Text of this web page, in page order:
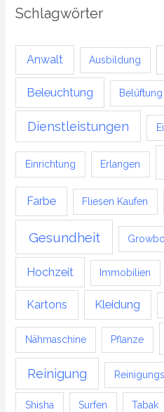
Schlagwörter
Anwalt Ausbildung
Beleuchtung Belüftung
Dienstleistungen
Einrichtung Erlangen
Farbe Fliesen Kaufen
Gesundheit
Hochzeit Immobilien
Kartons Kleidung
Nähmaschine Pflanze
Reinigung
Shisha Surfen Tabak